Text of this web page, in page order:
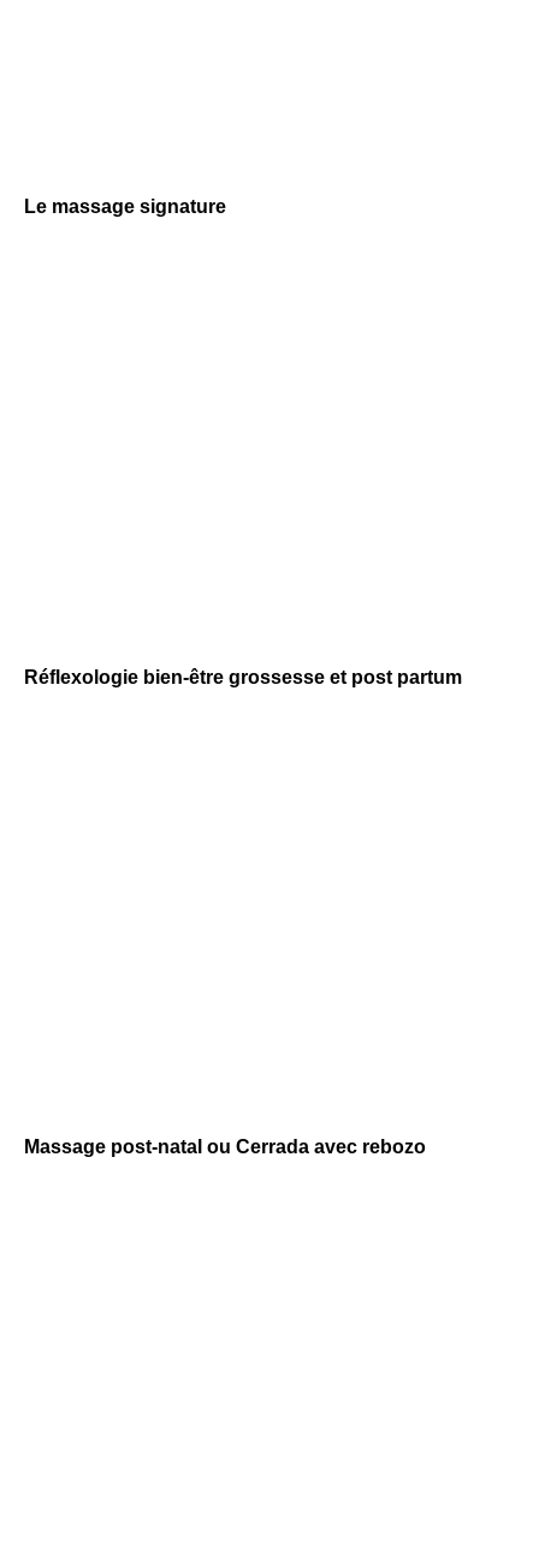
Le massage signature
Réflexologie bien-être grossesse et post partum
Massage post-natal ou Cerrada avec rebozo